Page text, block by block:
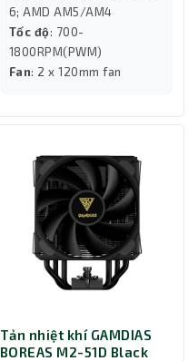
6; AMD AM5/AM4
Tốc độ: 700-
1800RPM(PWM)
Fan: 2 x 120mm fan
Tản nhiệt khí GAMDIAS
BOREAS M2-51D Black